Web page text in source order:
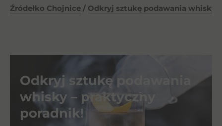
Źródełko Chojnice / Odkryj sztukę podawania whisky
Odkryj sztukę podawania
whisky – praktyczny
poradnik!